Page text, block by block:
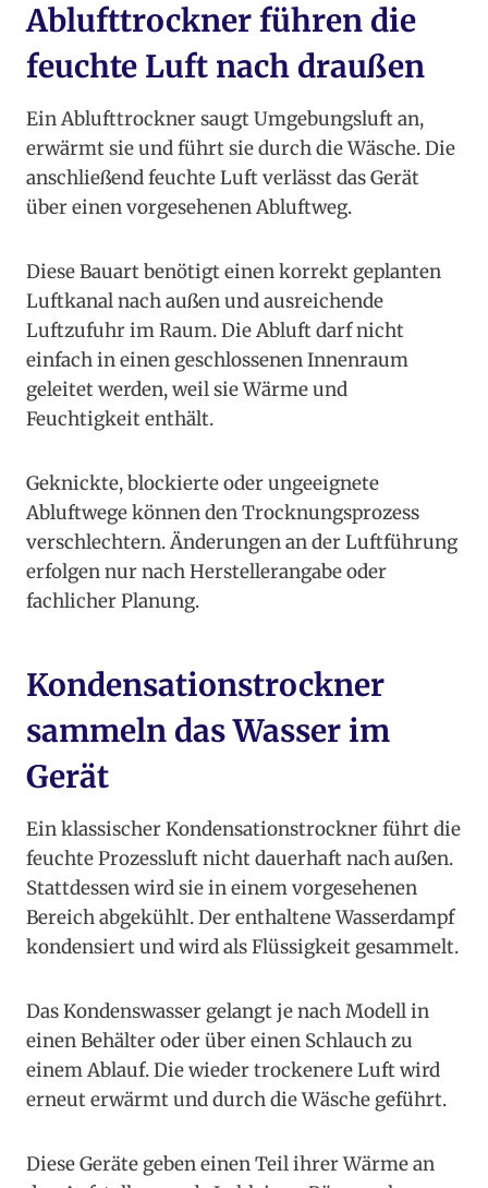
Ablufttrockner führen die
feuchte Luft nach draußen
Ein Ablufttrockner saugt Umgebungsluft an,
erwärmt sie und führt sie durch die Wäsche. Die
anschließend feuchte Luft verlässt das Gerät
über einen vorgesehenen Abluftweg.
Diese Bauart benötigt einen korrekt geplanten
Luftkanal nach außen und ausreichende
Luftzufuhr im Raum. Die Abluft darf nicht
einfach in einen geschlossenen Innenraum
geleitet werden, weil sie Wärme und
Feuchtigkeit enthält.
Geknickte, blockierte oder ungeeignete
Abluftwege können den Trocknungsprozess
verschlechtern. Änderungen an der Luftführung
erfolgen nur nach Herstellerangabe oder
fachlicher Planung.
Kondensationstrockner
sammeln das Wasser im
Gerät
Ein klassischer Kondensationstrockner führt die
feuchte Prozessluft nicht dauerhaft nach außen.
Stattdessen wird sie in einem vorgesehenen
Bereich abgekühlt. Der enthaltene Wasserdampf
kondensiert und wird als Flüssigkeit gesammelt.
Das Kondenswasser gelangt je nach Modell in
einen Behälter oder über einen Schlauch zu
einem Ablauf. Die wieder trockenere Luft wird
erneut erwärmt und durch die Wäsche geführt.
Diese Geräte geben einen Teil ihrer Wärme an